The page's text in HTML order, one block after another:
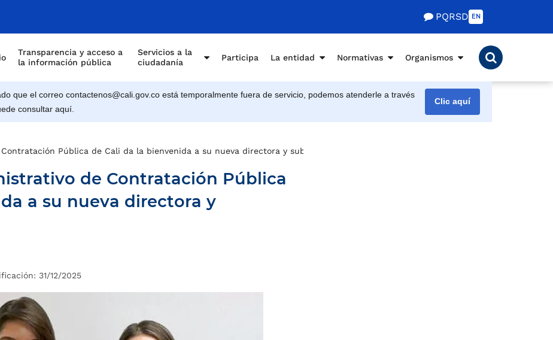
PQRSD EN
Transparencia y acceso a
la información pública
Servicios a la
ciudadanía
Participa La entidad Normativas Organismos
que el correo contactenos@cali.gov.co está temporalmente fuera de servicio, podemos atenderle a través
consultar aquí.
Clic aquí
Pública de Cali da la bienvenida a su nueva directora y subdirectora
de Contratación Pública
a su nueva directora y
31/12/2025